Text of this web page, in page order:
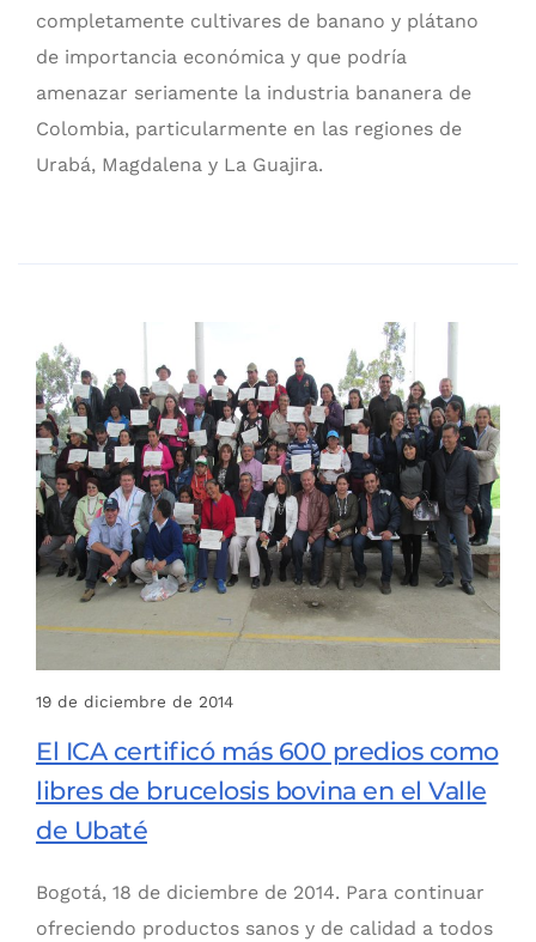
completamente cultivares de banano y plátano
de importancia económica y que podría
amenazar seriamente la industria bananera de
Colombia, particularmente en las regiones de
Urabá, Magdalena y La Guajira.
19 de diciembre de 2014
El ICA certificó más 600 predios como
libres de brucelosis bovina en el Valle
de Ubaté
Bogotá, 18 de diciembre de 2014. Para continuar
ofreciendo productos sanos y de calidad a todos